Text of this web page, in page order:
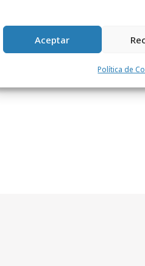
Aceptar
Política de
la excelencia
digital, la